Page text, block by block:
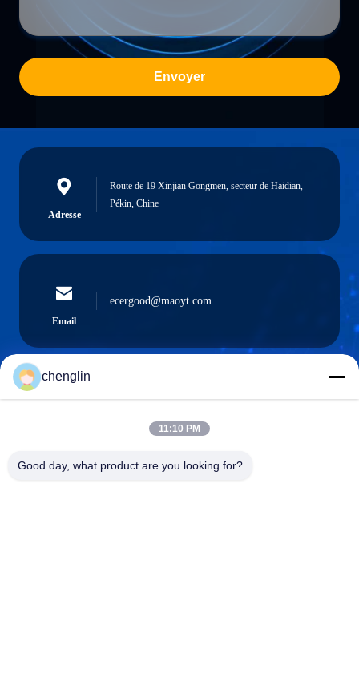
Envoyer
Adresse
Route de 19 Xinjian Gongmen, secteur de Haidian,
Pékin, Chine
Email
ecergood@maoyt.com
chenglin
11:10 PM
Good day, what product are you looking for?